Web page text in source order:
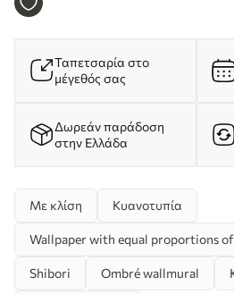
Ταπετσαρία στο
μέγεθός σας
Δωρεάν παράδοση
στην Ελλάδα
Με κλίση Κυανοτυπία
Wallpaper with equal proportions
Shibori Ombré wallmural